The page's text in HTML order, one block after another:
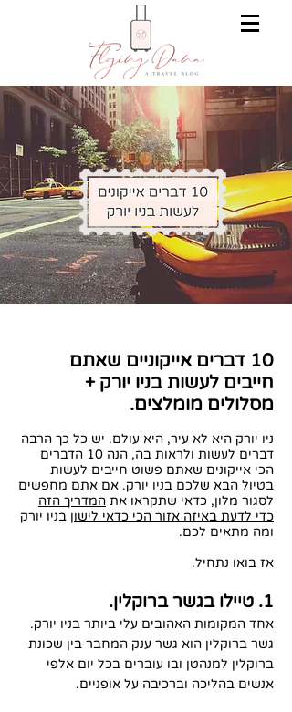
10 דברים אייקוניים שאתם
חייבים לעשות בניו יורק +
מסלולים מומלצים.
ניו יורק היא לא עיר, היא עולם. יש כל כך הרבה
דברים לעשות ולראות בה, הנה 10 הדברים
הכי אייקונים שאתם פשוט חייבים לעשות
בטיול הבא שלכם בניו יורק. אם אתם מחפשים
לסגור מלון, כדאי שתקראו את המדריך הזה
כדי לדעת באיזה אזור הכי כדאי לישון בניו יורק
ומה מתאים לכם.
אז בואו נתחיל.
1. טיילו בגשר ברוקלין.
אחד המקומות האהובים עלי ביותר בניו יורק.
גשר ברוקלין הוא גשר ענק המחבר בין שכונת
ברוקלין למנהטן ובו עוברים בכל יום אלפי
אנשים בהליכה וברכיבה על אופניים.